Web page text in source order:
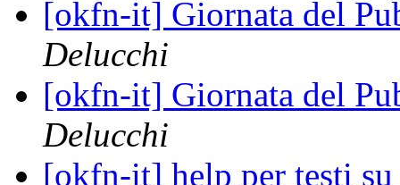
[okfn-it] Giornata del
Delucchi
[okfn-it] Giornata del
Delucchi
[okfn-it] help per testi